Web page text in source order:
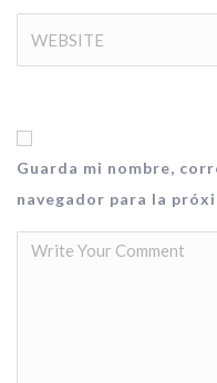
Guarda mi nombre,
navegador para la